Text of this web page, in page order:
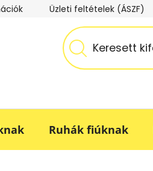
Üzleti feltételek (ÁSZF)
Ruhák fiúknak